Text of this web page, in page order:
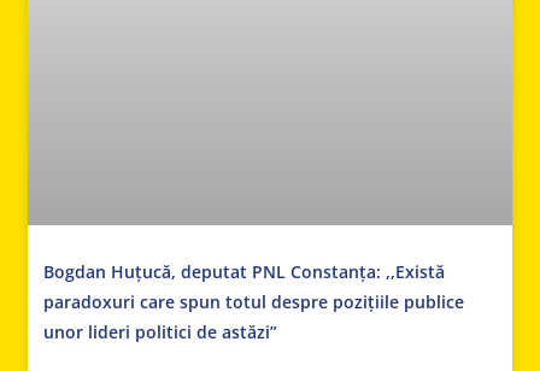
Bogdan Huțucă, deputat PNL Constanța: ,,Există
paradoxuri care spun totul despre pozițiile publice
unor lideri politici de astăzi”